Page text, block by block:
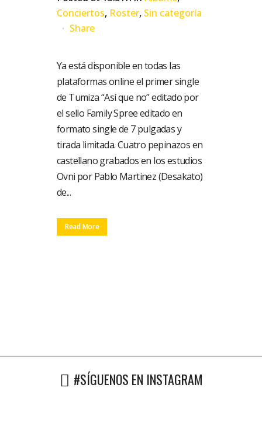
Conciertos, Roster, Sin categoría
Share
Ya está disponible en todas las
plataformas online el primer single
de Tumiza “Así que no” editado por
el sello Family Spree editado en
formato single de 7 pulgadas y
tirada limitada. Cuatro pepinazos en
castellano grabados en los estudios
Ovni por Pablo Martinez (Desakato)
de...
Read More
#SÍGUENOS EN INSTAGRAM